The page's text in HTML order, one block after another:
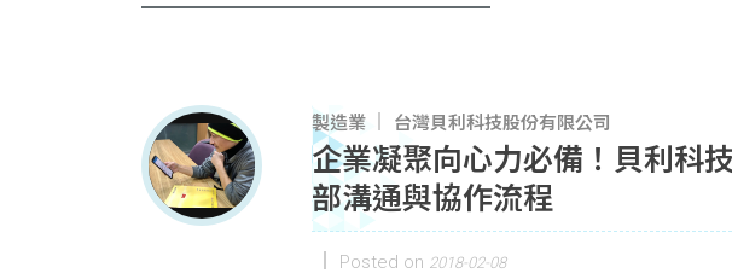
製造業 台灣貝利科技股份有限公司
企業凝聚向心力必備！貝利科
部溝通與協作流程
Posted on 2018-02-08